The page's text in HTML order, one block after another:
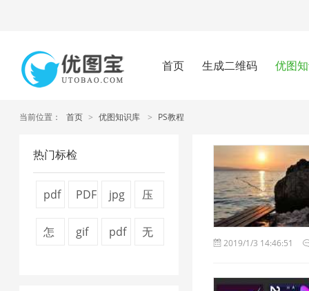
首页 生成二维码 优图
当前位置： 首页 > 优图知识库 > PS教程
热门标检
pdf
PDF
jpg
压
怎
gif
pdf
无
2019/1/3 14:46:51